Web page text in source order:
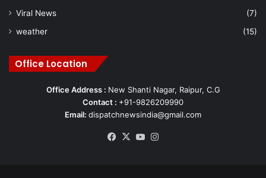
Viral News
(7)
weather
(15)
Office Location
Office Address : New Shanti Nagar, Raipur, C.G
Contact : +91-9826209990
Email: dispatchnewsindia@gmail.com
Facebook
X YouTube